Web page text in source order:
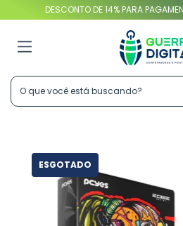
DESCONTO DE 14% PARA
ESGOTADO